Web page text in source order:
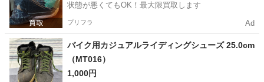
状態が悪くてもOK！最大限買取します
プリフラ Ad
バイク用カジュアルライディングシューズ 25.0cm
（MT016）
1,000円